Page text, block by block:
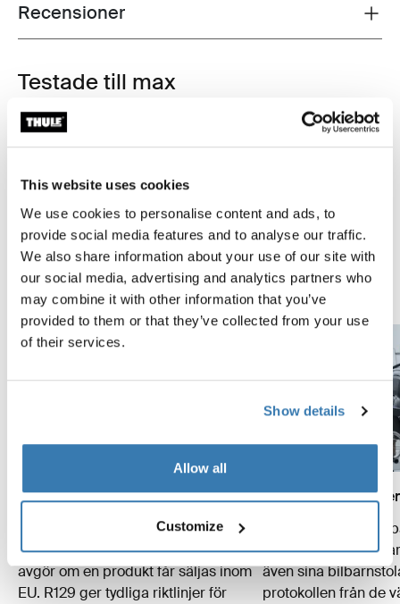
This website uses cookies
We use cookies to personalise content and ads, to
provide social media features and to analyse our traffic.
We also share information about your use of our site with
our social media, advertising and analytics partners who
may combine it with other information that you’ve
provided to them or that they’ve collected from your use
of their services.
Show details
Allow all
Customize
Toggle overview
Recensioner
Testade till max
På Thule Test Center™ i svenska Hillerstorp genomgår
våra produkter extremt tuffa tester. Det innebär att vi
vattentäthet, falltålighet och beteende i vindtunnlar, och
utsätter dem för hållfasthets-, stöt- och krocktester.
Thule Test Program™ omfattar fler än 25
teststandarder för Thule som vida överträffar den
aktuella ISO-standarden.
EU-normen R129
Thule testar bilbarnstolar enligt R129-
protokollet – en viktig förordning som
avgör om en produkt får säljas inom
EU. R129 ger tydliga riktlinjer för
ADAC/Stiftung
Thule uppfyller inte
obligatoriska
även sina
protokollen från de